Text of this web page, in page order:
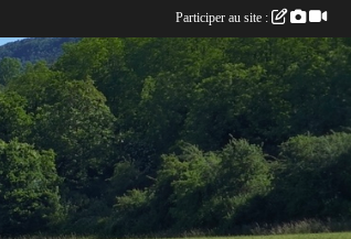
Participer au site :